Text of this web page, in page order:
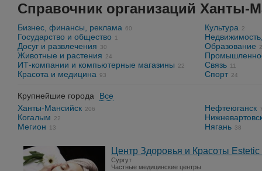
Справочник организаций Ханты-
Бизнес, финансы, реклама 60
Государство и общество 1
Досуг и развлечения 30
Животные и растения 24
ИТ-компании и компьютерные магазины 22
Красота и медицина 93
Культура 2
Образование
Связь 11
Спорт 24
Крупнейшие города
Все
Ханты-Мансийск 206
Когалым 22
Мегион 13
Нефтеюганск
Нягань 38
Центр Здоровья и Красоты Estetic
Сургут
Частные медицинские центры